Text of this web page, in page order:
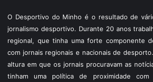
O Desportivo do Minho é o resultado de
jornalismo desportivo. Durante 20 anos
regional, que tinha uma forte componente
com jornais regionais e nacionais de
altura em que os jornais procuravam as
tinham uma política de proximidade